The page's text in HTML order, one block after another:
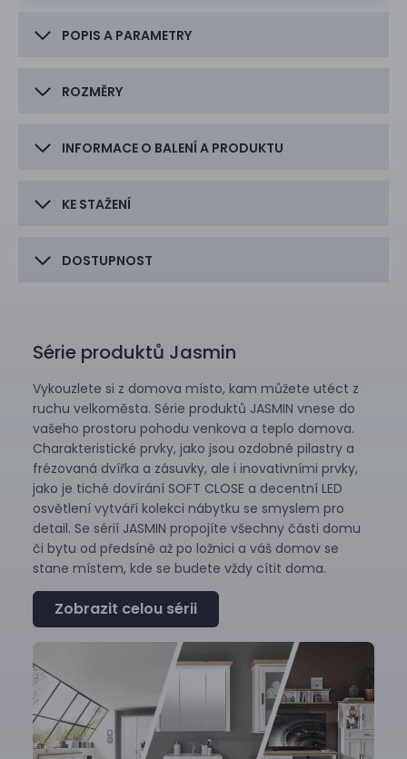
POPIS A PARAMETRY
ROZMĚRY
INFORMACE O BALENÍ A PRODUKTU
KE STAŽENÍ
DOSTUPNOST
Série produktů Jasmin
Vykouzlete si z domova místo, kam můžete utéct z
ruchu velkoměsta. Série produktů JASMIN vnese do
vašeho prostoru pohodu venkova a teplo domova.
Charakteristické prvky, jako jsou ozdobné pilastry a
frézovaná dvířka a zásuvky, ale i inovativními prvky,
jako je tiché dovírání SOFT CLOSE a decentní LED
osvětlení vytváří kolekci nábytku se smyslem pro
detail. Se sérií JASMIN propojíte všechny části domu
či bytu od předsíně až po ložnici a váš domov se
stane místem, kde se budete vždy cítit doma.
Zobrazit celou sérii